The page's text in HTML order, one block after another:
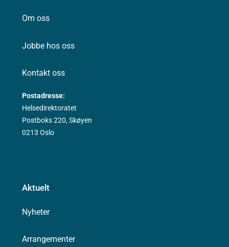
Om oss
Jobbe hos oss
Kontakt oss
Postadresse:
Helsedirektoratet
Postboks 220, Skøyen
0213 Oslo
Aktuelt
Nyheter
Arrangementer